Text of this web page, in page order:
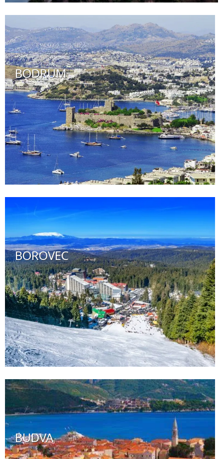
BODRUM
BOROVEC
BUDVA